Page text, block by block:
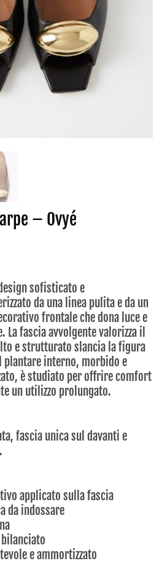
– Ovyé
sofisticato e
da una linea pulita e da un
frontale che dona luce e
fascia avvolgente valorizza il
e strutturato slancia la figura
interno, morbido e
è studiato per offrire comfort
un utilizzo prolungato.
fascia unica sul davanti e
applicato sulla fascia
da indossare
e ammortizzato